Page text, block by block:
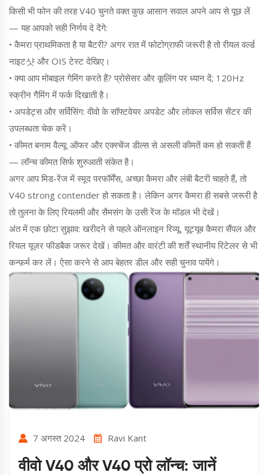
किसी भी फोन की तरह V40 चुनते वक्त कुछ आसान सवाल अपने आप से पूछ लें
— यह आपको सही निर्णय दे देंगे:
• कैमरा प्राथमिकता है या बैटरी? अगर रात में फोटोग्राफी जरूरी है तो रीयल वर्ल्ड
नाइट샷 और OIS टेस्ट देखिए।
• क्या आप मोबाइल गेमिंग करते हैं? प्रोसेसर और कूलिंग पर ध्यान दें; 120Hz
स्क्रीन गैमिंग में फर्क दिखाती है।
• अपडेट्स और सर्विसिंग: वीवो के सॉफ्टवेयर अपडेट और लोकल सर्विस सेंटर की
उपलब्धता चेक करें।
• कीमत बनाम वैल्यू: ऑफर और एक्स्चेंज डील्स से असली कीमतें कम हो सकती हैं
— लॉन्च कीमत सिर्फ शुरुआती संकेत है।
अगर आप मिड-रेंज में स्मूद परफॉर्मेंस, अच्छा कैमरा और लंबी बैटरी चाहते हैं, तो
V40 strong contender हो सकता है। लेकिन अगर कैमरा ही सबसे जरूरी है
तो तुलना के लिए रियलमी और सैमसंग के उसी रेंज के मॉडल भी देखें।
अंत में एक छोटा सुझाव: खरीदने से पहले ऑनलाइन रिव्यू, यूट्यूब कैमरा सैंपल और
रियल यूज़र फीडबैक जरूर देखें। कीमत और वारंटी की शर्तें स्थानीय रिटेलर से भी
कन्फ़र्म कर लें। ऐसा करने से आप बेहतर डील और सही चुनाव पायेंगे।
7 अगस्त 2024 Ravi Kant
वीवो V40 और V40 प्रो लॉन्च: जानें